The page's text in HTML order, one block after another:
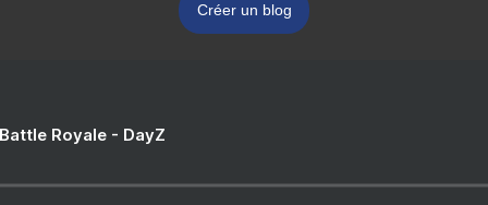
Créer un blog
Royale - DayZ